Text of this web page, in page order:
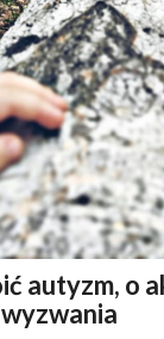
autyzm, o